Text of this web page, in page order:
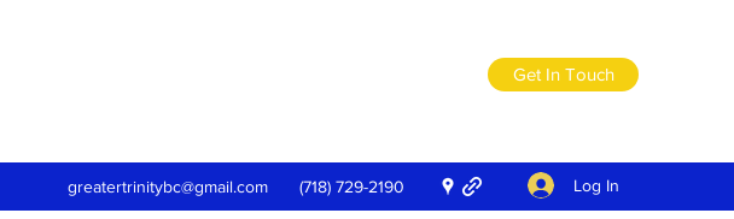
Get In Touch
greatertrinitybc@gmail.com (718) 729-2190 Log In